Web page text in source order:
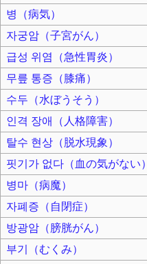
병（病気）
자궁암（子宮がん）
급성 위염（急性胃炎）
무릎 통증（膝痛）
수두（水ぼうそう）
인격 장애（人格障害）
탈수 현상（脱水現象）
핏기가 없다（血の気がない）
병마（病魔）
자폐증（自閉症）
방광암（膀胱がん）
부기（むくみ）